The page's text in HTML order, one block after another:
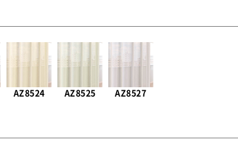
AZ8524 AZ8525 AZ8527